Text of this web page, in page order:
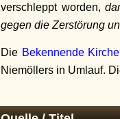
verschleppt worden,
gegen die Zerstörung
Die Bekennende Kirche
Niemöllers in Umlauf.